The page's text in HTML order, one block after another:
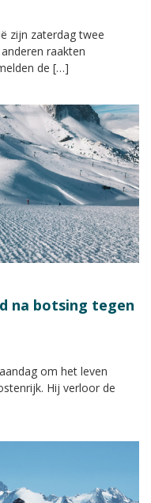
zijn zaterdag twee
raakten
de […]
na botsing tegen
om het leven
Hij verloor de